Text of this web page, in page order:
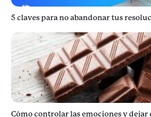
5 claves para no abandonar tus
Cómo controlar las emociones y dejar